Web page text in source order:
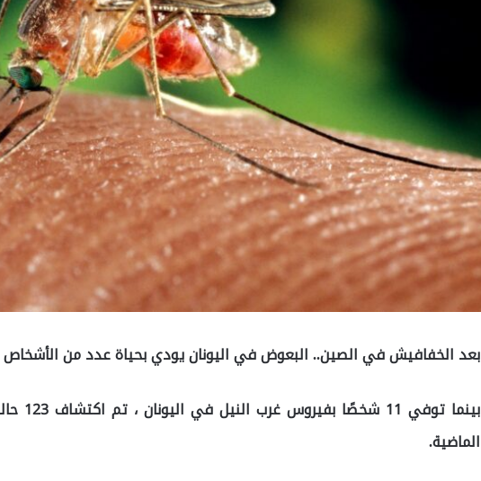
بعد الخفافيش في الصين.. البعوض في اليونان يودي بحياة عدد من الأشخاص
الماضية.